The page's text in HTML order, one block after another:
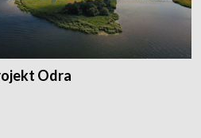
Odra